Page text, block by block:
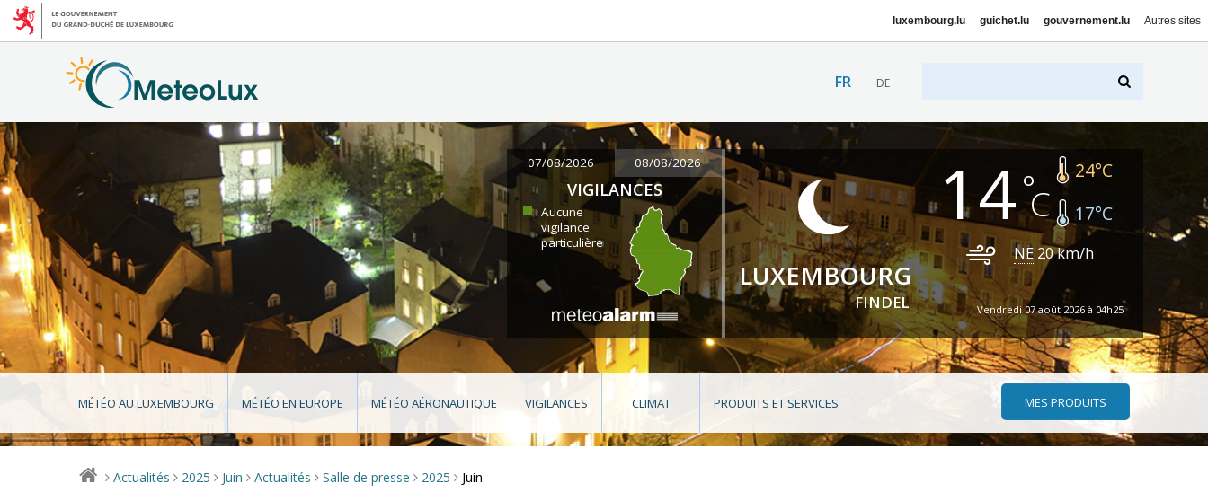
luxembourg.lu guichet.lu gouvernement.lu Autres sites
FR DE
07/08/2026 08/08/2026
VIGILANCES
Aucune
vigilance
particulière
LUXEMBOURG
FINDEL
14 24°C
17°C
NE 20km/h
Vendredi 07 août 2026 à 04h25
MÉTÉO AU LUXEMBOURG MÉTÉO EN EUROPE MÉTÉO AÉRONAUTIQUE VIGILANCES CLIMAT PRODUITS ET SERVICES MES PRODUITS
> Actualités > 2025 > Juin > Actualités > Salle de presse > 2025 > Juin